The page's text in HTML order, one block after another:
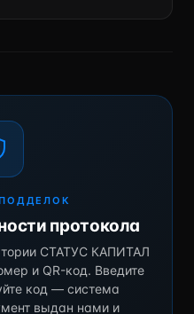
протокола
СТАТУС КАПИТАЛ
и QR-код. Введите
код — система
выдан нами и